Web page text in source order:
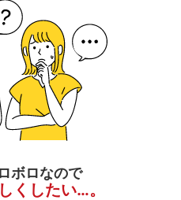
ボロなので
くしたい…。